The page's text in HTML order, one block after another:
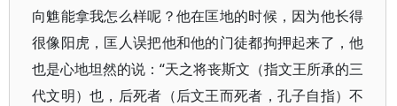
向魋能拿我怎么样呢？他在匡地的时候，因为他长得
很像阳虎，匡人误把他和他的门徒都拘押起来了，他
也是心地坦然的说：“天之将丧斯文（指文王所承的三
代文明）也，后死者（后文王而死者，孔子自指）不